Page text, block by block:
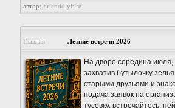
автор: FrienddlyFire
Главная Летние встречи 2026
На дворе середина июля,
захватив бутылочку
старыми друзьями и
подача заявок на
тусовку, встречайтесь,